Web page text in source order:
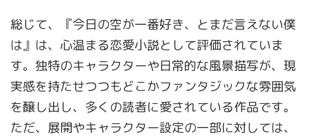
総じて、『今日の空が一番好き、とまだ言えない僕
は』は、心温まる恋愛小説として評価されていま
す。独特のキャラクターや日常的な風景描写が、現
実感を持たせつつもどこかファンタジックな雰囲気
を醸し出し、多くの読者に愛されている作品です。
ただ、展開やキャラクター設定の一部に対しては、